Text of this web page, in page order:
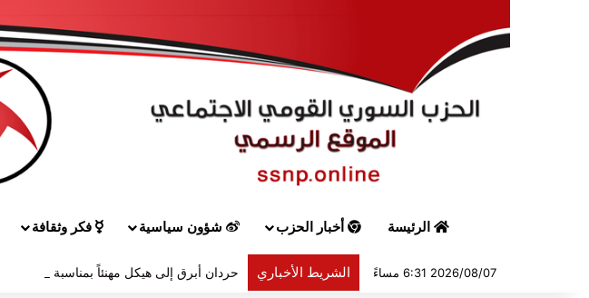
الرئيسة أخبار الحزب شؤون سياسية فكر وثقافة
2026/08/07 6:31 مساءً الشريط الأخباري حردان أبرق إلى هيكل مهنئاً بمناسبة عيد الجيش